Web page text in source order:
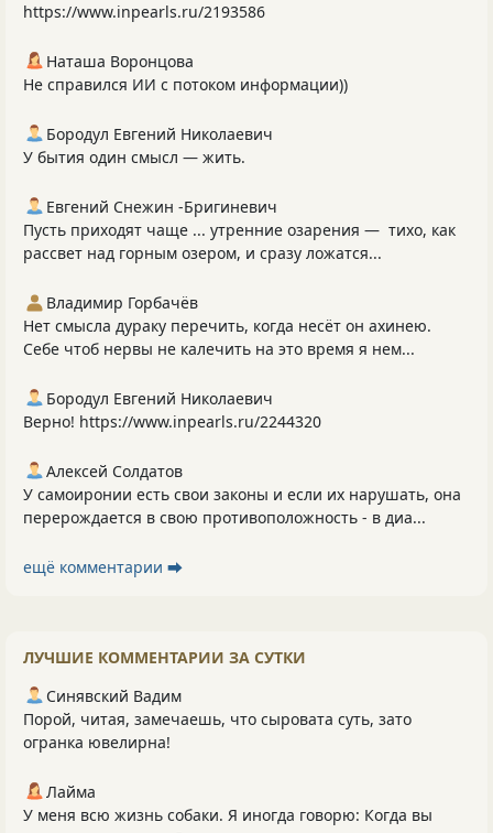
https://www.inpearls.ru/2193586
Наташа Воронцова
Не справился ИИ с потоком информации))
Бородул Евгений Николаевич
У бытия один смысл — жить.
Евгений Снежин -Бригиневич
Пусть приходят чаще ... утренние озарения — тихо, как
рассвет над горным озером, и сразу ложатся...
Владимир Горбачёв
Нет смысла дураку перечить, когда несёт он ахинею.
Себе чтоб нервы не калечить на это время я нем...
Бородул Евгений Николаевич
Верно! https://www.inpearls.ru/2244320
Алексей Солдатов
У самоиронии есть свои законы и если их нарушать, она
перерождается в свою противоположность - в диа...
ещё комментарии ⮕
ЛУЧШИЕ КОММЕНТАРИИ ЗА СУТКИ
Синявский Вадим
Порой, читая, замечаешь, что сыровата суть, зато
огранка ювелирна!
Лайма
У меня всю жизнь собаки. Я иногда говорю: Когда вы